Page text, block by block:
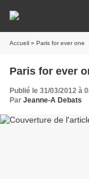
Accueil » Paris for ever one
Paris for ever
Publié le 31/03/2012 à
Par Jeanne-A Debats